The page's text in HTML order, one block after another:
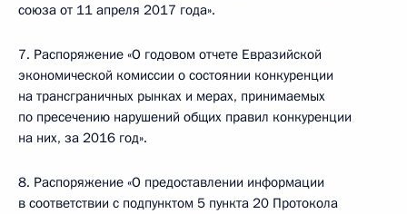
союза от 11 апреля 2017 года».
7. Распоряжение «О годовом отчете Евразийской
экономической комиссии о состоянии конкуренции
на трансграничных рынках и мерах, принимаемых
по пресечению нарушений общих правил конкуренции
на них, за 2016 год».
8. Распоряжение «О предоставлении информации
в соответствии с подпунктом 5 пункта 20 Протокола